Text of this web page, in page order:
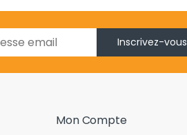
Inscrivez-vous
Mon Compte